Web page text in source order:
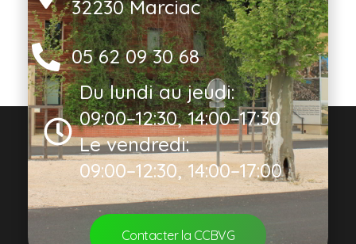
32230 Marciac
05 62 09 30 68
Du lundi au jeudi:
09:00–12:30, 14:00–17:30
Le vendredi:
09:00–12:30, 14:00–17:00
Contacter la CCBVG